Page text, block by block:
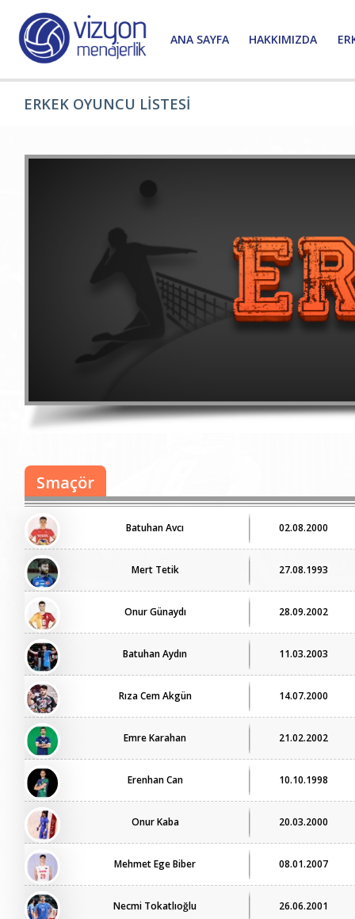
ANA SAYFA HAKKIMIZDA
ERKEK OYUNCU LİSTESİ
Smaçör
Batuhan Avcı 02.08.2000
Mert Tetik 27.08.1993
Onur Günaydı 28.09.2002
Batuhan Aydın 11.03.2003
Rıza Cem Akgün 14.07.2000
Emre Karahan 21.02.2002
Erenhan Can 10.10.1998
Onur Kaba 20.03.2000
Mehmet Ege Biber 08.01.2007
Necmi Tokatlıoğlu 26.06.2001